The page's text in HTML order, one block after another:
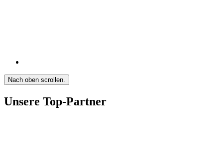
Nach oben scrollen.
Unsere Top-Partner